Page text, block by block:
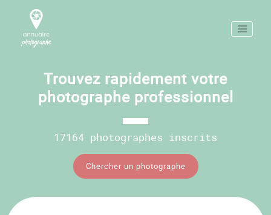
Trouvez rapidement votre
photographe professionnel
17164 photographes inscrits
Chercher un photographe